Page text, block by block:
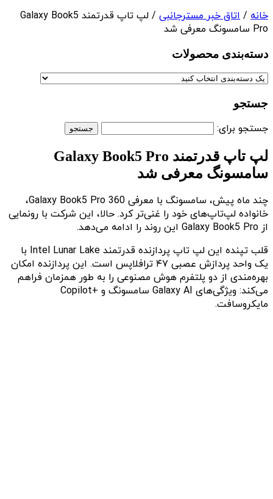
خانه / اتاق خبر مسترجانبی
/ لپ تاپ قدرتمند Galaxy Book5
Pro سامسونگ معرفی شد
دسته‌بندی‌ محصولات
جستجو
جستجو برای:
لپ تاپ قدرتمند Galaxy Book5 Pro
سامسونگ معرفی شد
چند ماه پیش، سامسونگ با معرفی Galaxy Book5 Pro 360،
خانواده لپ‌تاپ‌های خود را غنی‌تر کرد. حالا، این شرکت با رونمایی
از Galaxy Book5 Pro این روند را ادامه می‌دهد.
قلب تپنده این لپ تاپ پردازنده قدرتمند Intel Lunar Lake با
یک واحد پردازش عصبی ۴۷ ترافلاپس است. این پردازنده امکان
بهره‌مندی از دو پلتفرم هوش مصنوعی را به طور همزمان فراهم
می‌کند: ویژگی‌های Galaxy AI سامسونگ و +Copilot
مایکروسافت.